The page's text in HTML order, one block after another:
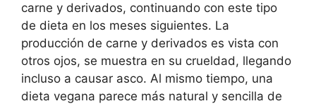
carne y derivados, continuando con este tipo
de dieta en los meses siguientes. La
producción de carne y derivados es vista con
otros ojos, se muestra en su crueldad, llegando
incluso a causar asco. Al mismo tiempo, una
dieta vegana parece más natural y sencilla de